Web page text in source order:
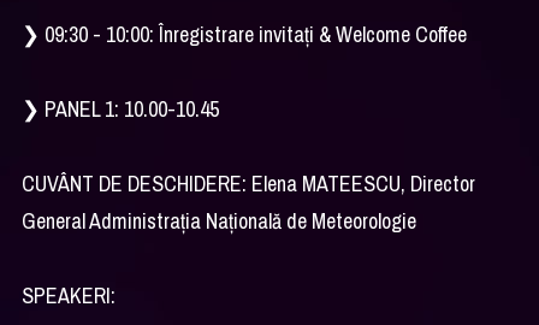
❯ 09:30 - 10:00: Înregistrare invitați & Welcome Coffee
❯ PANEL 1: 10.00-10.45
CUVÂNT DE DESCHIDERE: Elena MATEESCU, Director
General Administrația Națională de Meteorologie
SPEAKERI: